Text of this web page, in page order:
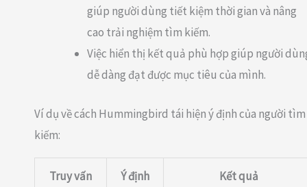
giúp người dùng tiết kiệm thời gian và nâng
cao trải nghiệm tìm kiếm.
Việc hiển thị kết quả phù hợp giúp người
dễ dàng đạt được mục tiêu của mình.
Ví dụ về cách Hummingbird tái hiện ý định của người tìm
kiếm:
Truy vấn Ý định Kết quả